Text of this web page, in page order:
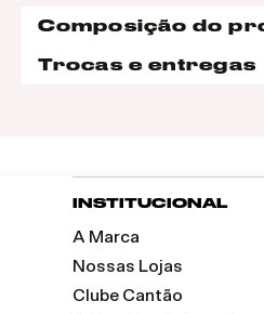
Composição do
Trocas e entregas
INSTITUCIONAL
A Marca
Nossas Lojas
Clube Cantão